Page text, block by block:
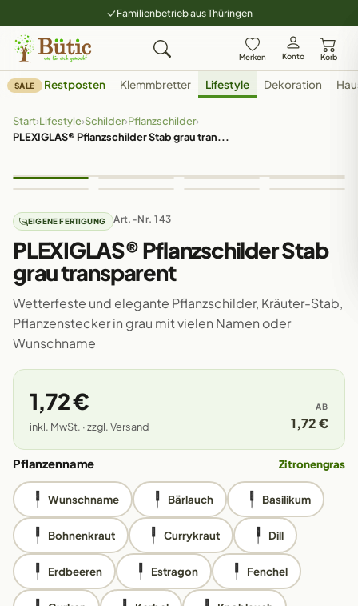
Familienbetrieb aus Thüringen
Merken Konto Korb
SALE Restposten Klemmbretter Lifestyle Dekoration
Start›Lifestyle›Schilder›Pflanzschilder›
PLEXIGLAS® Pflanzschilder Stab grau tran...
EIGENE FERTIGUNG Art.-Nr. 143
PLEXIGLAS® Pflanzschilder Stab
grau transparent
Wetterfeste und elegante Pflanzschilder, Kräuter-Stab,
Pflanzenstecker in grau mit vielen Namen oder
Wunschname
1,72 €
inkl. MwSt. · zzgl. Versand
AB
1,72 €
Pflanzenname Zitronengras
Wunschname Bärlauch Basilikum
Bohnenkraut Currykraut Dill
Erdbeeren Estragon Fenchel